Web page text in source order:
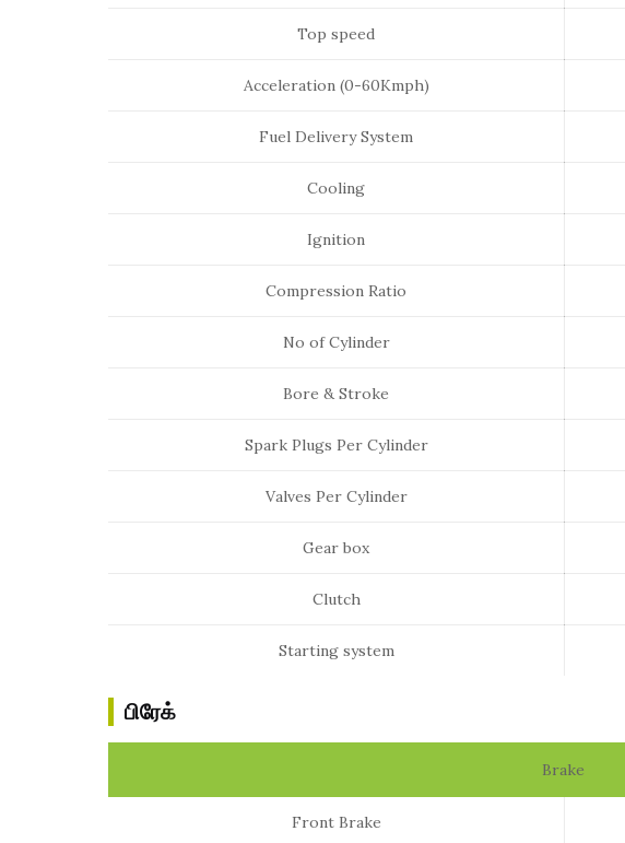
Top speed
Acceleration (0-60Kmph)
Fuel Delivery System
Cooling
Ignition
Compression Ratio
No of Cylinder
Bore & Stroke
Spark Plugs Per Cylinder
Valves Per Cylinder
Gear box
Clutch
Starting system
பிரேக்
Brake
Front Brake